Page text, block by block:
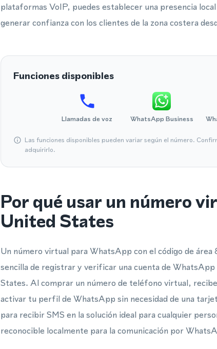
plataformas VoIP, puedes establecer una presencia
generar confianza con los clientes de la zona costera
Funciones disponibles
Llamadas de voz WhatsApp Business
Las funciones disponibles pueden variar según el número.
adquirirlo.
Por qué usar un número
United States
Un número virtual para WhatsApp con el código de
sencilla de registrar y verificar una cuenta de
States. Al comprar un número de teléfono virtual,
activar tu perfil de WhatsApp sin necesidad de una
para recibir SMS en la solución ideal para cualquier
reconocible localmente para la comunicación por